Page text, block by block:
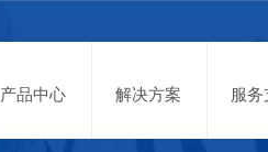
产品中心 解决方案 服